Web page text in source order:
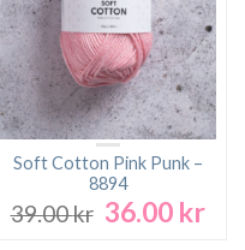
Soft Cotton Pink Punk –
8894
39.00kr Det
36.00 krDet